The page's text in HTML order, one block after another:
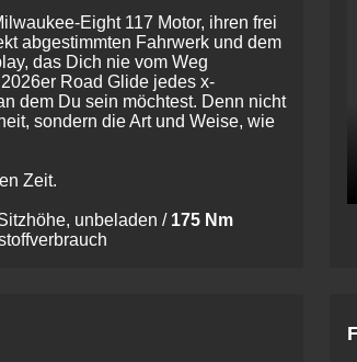
Eight 117 Motor, ihren frei
abgestimmten Fahrwerk und dem
das Dich nie vom Weg
Road Glide jedes x-
dem Du sein möchtest. Denn nicht
sondern die Art und Weise, wie
Zeit.
unbeladen / 175 Nm